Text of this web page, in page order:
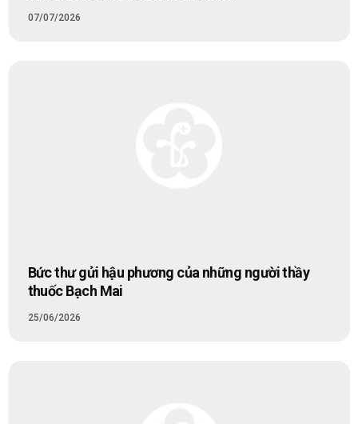
07/07/2026
Bức thư gửi hậu phương của những người thầy
thuốc Bạch Mai
25/06/2026